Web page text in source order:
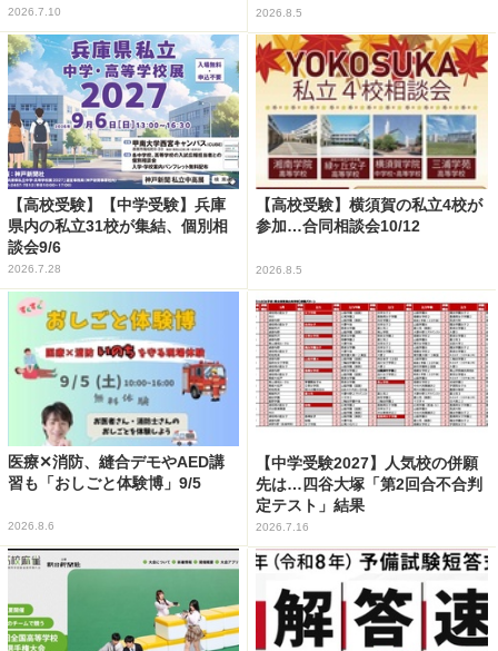
2026.7.10 2026.8.5
【高校受験】【中学受験】兵庫
県内の私立31校が集結、個別相
談会9/6
2026.7.28
【高校受験】横須賀の私立4校が
参加…合同相談会10/12
2026.8.5
医療✕消防、縫合デモやAED講
習も「おしごと体験博」9/5
2026.8.6
【中学受験2027】人気校の併願
先は…四谷大塚「第2回合不合判
定テスト」結果
2026.7.16